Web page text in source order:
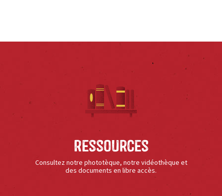
Ressources
Consultez notre phototèque, notre vidéothèque et
des documents en libre accès.